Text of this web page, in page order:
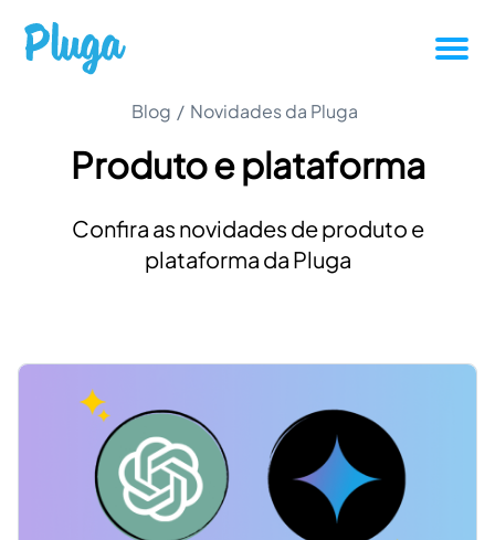
Tutoriais
Produtividade
Novidades da Pluga
Outros
Entrar
Criar conta grátis
Blog / Novidades da Pluga
Produto e plataforma
Confira as novidades de produto e
plataforma da Pluga